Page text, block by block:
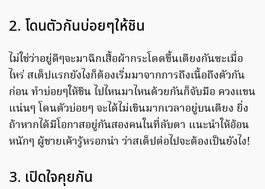
2. โดนตัวกันบ่อยๆให้ชิน
ไม่ใช่ว่าอยู่ดีๆจะมาฉีกเสื้อผ้ากระโดดขึ้นเตียงกันซะเมื่อ
ไหร่ สเต็ปแรกยังไงก็ต้องเริ่มมาจากการถึงเนื้อถึงตัวกัน
ก่อน ทำบ่อยๆให้ชิน ไปไหนมาไหนด้วยกันก็จับมือ ควงแขน
แน่นๆ โดนตัวบ่อยๆ จะได้ไม่เขินมากเวลาอยู่บนเตียง ยิ่ง
ถ้าหากได้มีโอกาสอยู่กันสองคนในที่ลับตา แนะนำให้อ้อน
หนักๆ ผู้ชายเค้ารู้หรอกน่า ว่าสเต็ปต่อไปจะต้องเป็นยังไง!
3. เปิดใจคุยกัน